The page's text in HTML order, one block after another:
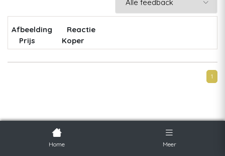
Afbeelding
Reactie
Prijs
Koper
1
Home Meer